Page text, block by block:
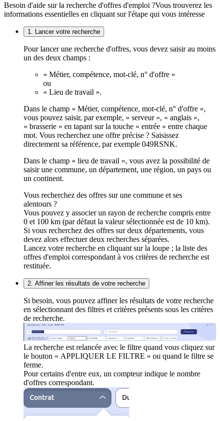
Besoin d'aide sur la recherche d'offres d'emploi ?Vous trouverez les
informations essentielles en cliquant sur l'étape qui vous intéresse
1. Lancer votre recherche
Pour lancer une recherche d'offres, vous devez saisir au moins
un des deux champs :
« Métier, compétence, mot-clé, n° d'offre »
ou
« Lieu de travail ».
Dans le champ « Métier, compétence, mot-clé, n° d'offre »,
vous pouvez saisir, par exemple, « serveur », « anglais »,
« brasserie » en tapant sur la touche « entrée » entre chaque
mot. Vous recherchez une offre précise ? Saisissez
directement sa référence, par exemple 049RSNK.
Dans le champ « lieu de travail », vous avez la possibilité de
saisir une commune, un département, une région, un pays ou
un continent.
Vous recherchez des offres sur une commune et ses
alentours ?
Vous pouvez y associer un rayon de recherche compris entre
0 et 100 km (par défaut la valeur sélectionnée est de 10 km).
Si vous recherchez des offres sur deux départements, vous
devez alors effectuer deux recherches séparées.
Lancez votre recherche en cliquant sur la loupe ; la liste des
offres d'emploi correspondant à vos critères de recherche est
restituée.
2. Affiner les résultats de votre recherche
Si besoin, vous pouvez affiner les résultats de votre recherche
en sélectionnant des filtres et critères présents sous les critères
de recherche.
La recherche est relancée avec le filtre quand vous cliquez sur
le bouton « APPLIQUER LE FILTRE » ou quand le filtre se
ferme.
Pour certains d'entre eux, un compteur indique le nombre
d'offres correspondant.